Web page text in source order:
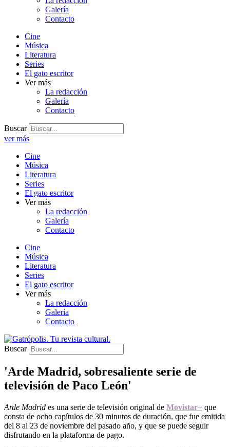
Galería
Contacto
Cine
Música
Literatura
Series
El gato escritor
Ver más
La redacción
Galería
Contacto
Buscar
ver más
Cine
Música
Literatura
Series
El gato escritor
Ver más
La redacción
Galería
Contacto
Cine
Música
Literatura
Series
El gato escritor
Ver más
La redacción
Galería
Contacto
Buscar
'Arde Madrid, sobresaliente serie de
televisión de Paco León'
Arde Madrid es una serie de televisión original de Movistar+ que
consta de ocho capítulos de 30 minutos de duración, que fue emitida
del 8 al 23 de noviembre del pasado año, y que se puede seguir
disfrutando en la plataforma de pago.